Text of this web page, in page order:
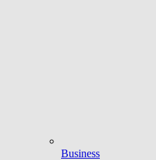
Business